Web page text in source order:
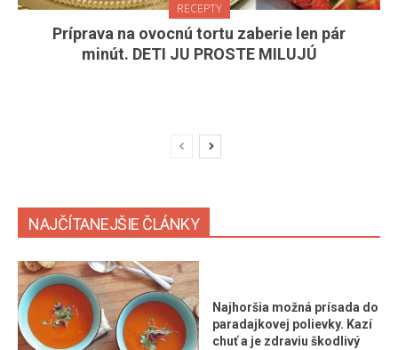
RECEPTY
Príprava na ovocnú tortu zaberie len pár
minút. DETI JU PROSTE MILUJÚ
NAJČÍTANEJŠIE ČLÁNKY
Najhoršia možná prísada do
paradajkovej polievky. Kazí
chuť a je zdraviu škodlivý